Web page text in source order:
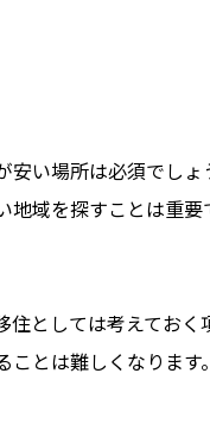
い場所は必須でしょ
域を探すことは重要
としては考えておく
とは難しくなります。